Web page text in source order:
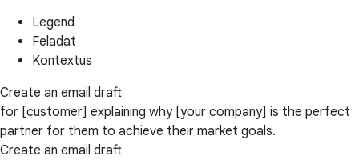
Legend
Feladat
Kontextus
Create an email draft
for [customer] explaining why [your company] is the perfect
partner for them to achieve their market goals.
Create an email draft